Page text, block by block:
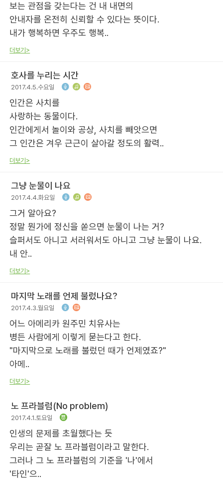
보는 관점을 갖는다는 건 내 내면의
안내자를 온전히 신뢰할 수 있다는 뜻이다.
내가 행복하면 우주도 행복..
더보기>
호사를 누리는 시간
2017.4.5.수요일
인간은 사치를
사랑하는 동물이다.
인간에게서 놀이와 공상, 사치를 빼앗으면
그 인간은 겨우 근근이 살아갈 정도의 활력..
더보기>
그냥 눈물이 나요
2017.4.4.화요일
그거 알아요?
정말 뭔가에 정신을 쏟으면 눈물이 나는 거?
슬퍼서도 아니고 서러워서도 아니고 그냥 눈물이 나요.
내 안..
더보기>
마지막 노래를 언제 불렀나요?
2017.4.3.월요일
어느 아메리카 원주민 치유사는
병든 사람에게 이렇게 묻는다고 한다.
"마지막으로 노래를 불렀던 때가 언제였죠?"
아메..
더보기>
노 프라블럼(No problem)
2017.4.1.토요일
인생의 문제를 초월했다는 듯
우리는 곧잘 노 프라블럼이라고 말한다.
그러나 그 노 프라블럼의 기준을 '나'에서
'타인'으..